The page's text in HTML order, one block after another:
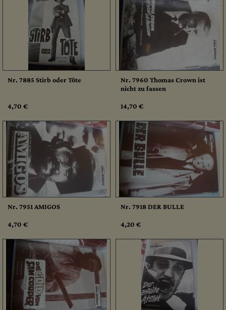
Nr. 7885 Stirb oder Töte
4,70 €
Nr. 7960 Thomas Crown ist
nicht zu fassen
14,70 €
Nr. 7951 AMIGOS
4,70 €
Nr. 7918 DER BULLE
4,20 €